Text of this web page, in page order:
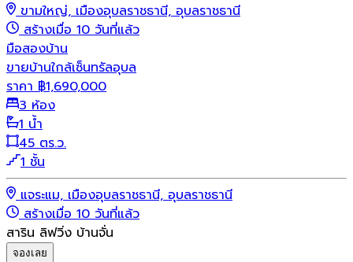
ขามใหญ่, เมืองอุบลราชธานี, อุบลราชธานี
สร้างเมื่อ 10 วันที่แล้ว
มือสองบ้าน
ขายบ้านใกล้เซ็นทรัลอุบล
ราคา ฿1,690,000
3 ห้อง
1 น้ำ
45 ตร.ว.
1 ชั้น
แจระแม, เมืองอุบลราชธานี, อุบลราชธานี
สร้างเมื่อ 10 วันที่แล้ว
สาริน ลิฟวิ่ง บ้านจั่น
จองเลย